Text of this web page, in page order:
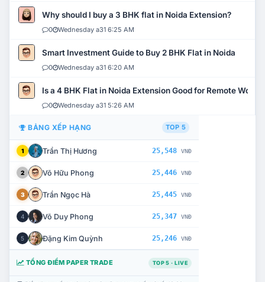
Why should I buy a 3 BHK flat in Noida Extension?
0 Wednesday a31 6:25 AM
Smart Investment Guide to Buy 2 BHK Flat in Noida
0 Wednesday a31 6:20 AM
Is a 4 BHK Flat in Noida Extension Good for Remote Work?
0 Wednesday a31 5:26 AM
BẢNG XẾP HẠNG TOP 5
1 Trần Thị Hương 25,548 VNĐ
2 Võ Hữu Phong 25,446 VNĐ
3 Trần Ngọc Hà 25,445 VNĐ
4 Võ Duy Phong 25,347 VNĐ
5 Đặng Kim Quỳnh 25,246 VNĐ
TỔNG ĐIỂM PAPER TRADE TOP 5 · LIVE